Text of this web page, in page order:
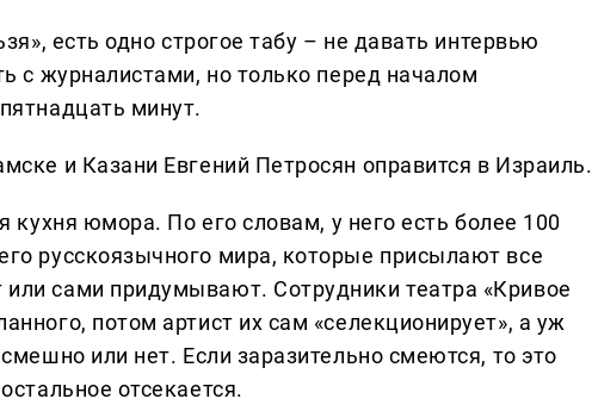
есть одно строгое табу – не давать интервью
с журналистами, но только перед началом
минут.
и Казани Евгений Петросян оправится в Израиль.
кухня юмора. По его словам, у него есть более 100
русскоязычного мира, которые присылают все
сами придумывают. Сотрудники театра «Кривое
потом артист их сам «селекционирует», а уж
или нет. Если заразительно смеются, то это
отсекается.